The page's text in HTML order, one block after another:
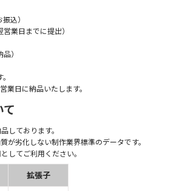
込）
業日までに提出）
）
日に納品いたします。
しております。
が劣化しない制作業界標準のデータです。
してご利用ください。
拡張子